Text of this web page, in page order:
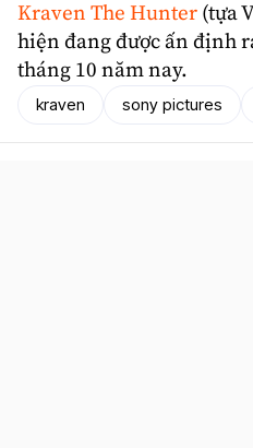
Kraven The Hunter (tựa
hiện đang được ấn định
tháng 10 năm nay.
kraven sony pictures